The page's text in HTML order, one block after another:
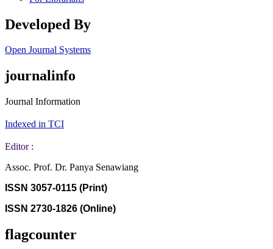
Developed By
Open Journal Systems
journalinfo
Journal Information
Indexed in TCI
Editor :
Assoc. Prof. Dr. Panya Senawiang
ISSN 3057-0115 (Print)
ISSN 2730-1826 (Online)
flagcounter